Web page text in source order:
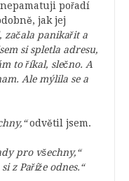
pořadí
jak jej
začala panikařit a
si spletla adresu,
to říkal, slečno. A
Ale mýlila se a
odvětil jsem.
pro všechny,“
z Paříže odnes.“